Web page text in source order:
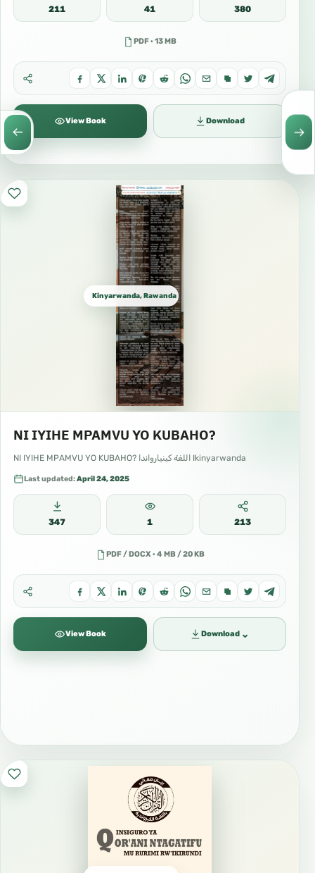
211 41 380
PDF · 13 MB
View Book Download
Kinyarwanda, Rawanda كينيارواندا
NI IYIHE MPAMVU YO KUBAHO?
NI IYIHE MPAMVU YO KUBAHO? اللغة كينيارواندا Ikinyarwanda
Last updated:April 24, 2025
347 1 213
PDF / DOCX · 4 MB / 20 KB
View Book Download ⌄